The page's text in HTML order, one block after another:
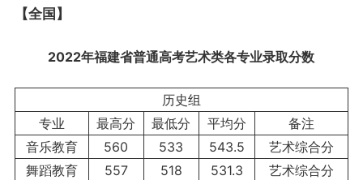
【全国】
2022年福建省普通高考艺术类各专业录取分数
历史组
专业
最高分 最低分 平均分
备注
音乐教育
560 533 543.5
艺术综合分
舞蹈教育
557 518 531.3
艺术综合分